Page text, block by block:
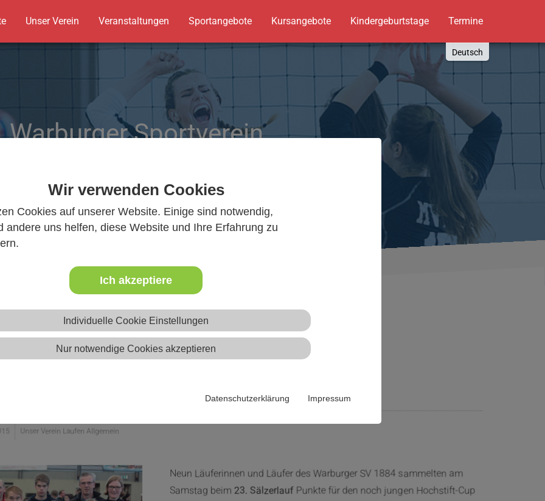
Wir verwenden Cookies
Cookies auf unserer Website. Einige sind notwendig,
andere uns helfen, diese Website und Ihre Erfahrung zu
Ich akzeptiere
Individuelle Cookie Einstellungen
Nur notwendige Cookies akzeptieren
Datenschutzerklärung Impressum
Unser Verein Veranstaltungen Sportangebote Kursangebote Kindergeburtstage Termine
Deutsch
English
Polish
Türkçe
Español
العربية
Warburger Sportverein
Warburger Sportverein
Unser Verein Laufen Allgemein
Neun Läuferinnen und Läufer des Warburger SV 1884 sammelten am
Samstag beim 23. SälzerlaufPunkte für den noch jungen Hochstift-Cup